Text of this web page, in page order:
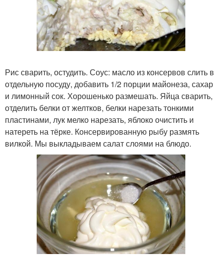
Рис сварить, остудить. Соус: масло из консервов слить в
отдельную посуду, добавить 1/2 порции майонеза, сахар
и лимонный сок. Хорошенько размешать. Яйца сварить,
отделить белки от желтков, белки нарезать тонкими
пластинами, лук мелко нарезать, яблоко очистить и
натереть на тёрке. Консервированную рыбу размять
вилкой. Мы выкладываем салат слоями на блюдо.